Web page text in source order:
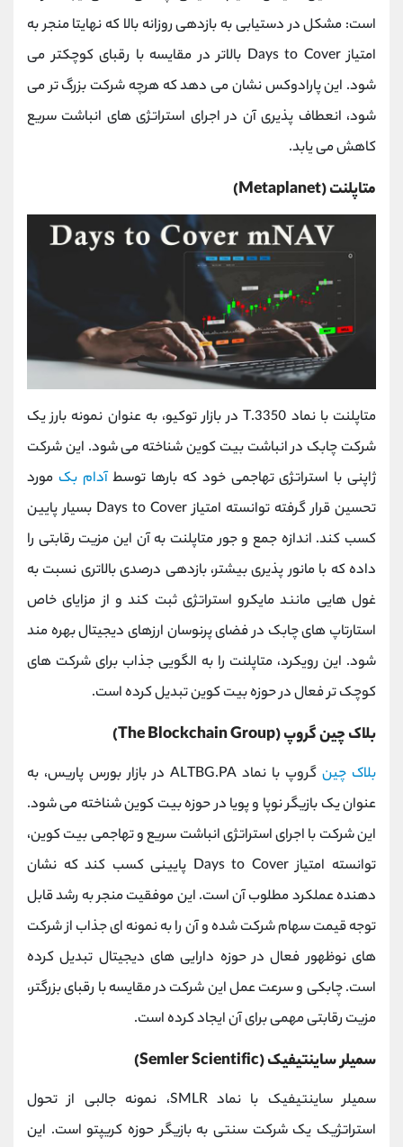
است: مشکل در دستیابی به بازدهی روزانه بالا که نهایتا منجر به
امتیاز Days to Cover بالاتر در مقایسه با رقبای کوچکتر می
‌شود. این پارادوکس نشان می ‌دهد که هرچه شرکت بزرگ ‌تر می‌
شود، انعطاف ‌پذیری آن در اجرای استراتژی‌ های انباشت سریع
کاهش می ‌یابد.
متاپلنت (Metaplanet)
متاپلنت با نماد 3350.T در بازار توکیو، به عنوان نمونه بارز یک
شرکت چابک در انباشت بیت‌ کوین شناخته می ‌شود. این شرکت
ژاپنی با استراتژی تهاجمی خود که بارها توسطآدام بک مورد
تحسین قرار گرفته توانسته امتیاز Days to Cover بسیار پایین
کسب کند. اندازه جمع‌ و جور متاپلنت به آن این مزیت رقابتی را
داده که با مانور پذیری بیشتر، بازدهی درصدی بالاتری نسبت به
غول ‌هایی مانند مایکرو استراتژی ثبت کند و از مزایای خاص
استارتاپ ‌های چابک در فضای پرنوسان ارزهای دیجیتال بهره‌ مند
شود. این رویکرد، متاپلنت را به الگویی جذاب برای شرکت های
کوچک ‌تر فعال در حوزه بیت ‌کوین تبدیل کرده است.
بلاک چین گروپ (The Blockchain Group)
بلاک چین
گروپ با نماد ALTBG.PA در بازار بورس پاریس، به
عنوان یک بازیگر نوپا و پویا در حوزه بیت‌ کوین شناخته می ‌شود.
این شرکت با اجرای استراتژی انباشت سریع و تهاجمی بیت ‌کوین،
توانسته امتیاز Days to Cover پایینی کسب کند که نشان‌
دهنده عملکرد مطلوب آن است. این موفقیت منجر به رشد قابل
توجه قیمت سهام شرکت شده و آن را به نمونه ‌ای جذاب از شرکت
‌های نوظهور فعال در حوزه دارایی ‌های دیجیتال تبدیل کرده
است. چابکی و سرعت عمل این شرکت در مقایسه با رقبای بزرگتر،
مزیت رقابتی مهمی برای آن ایجاد کرده است.
سمیلر ساینتیفیک (Semler Scientific)
سمیلر ساینتیفیک با نماد SMLR، نمونه جالبی از تحول
استراتژیک یک شرکت سنتی به بازیگر حوزه کریپتو است. این